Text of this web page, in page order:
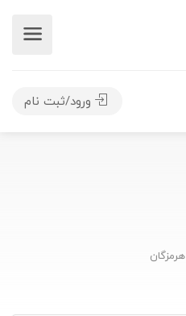
ورود/ثبت نام
هرمزگان